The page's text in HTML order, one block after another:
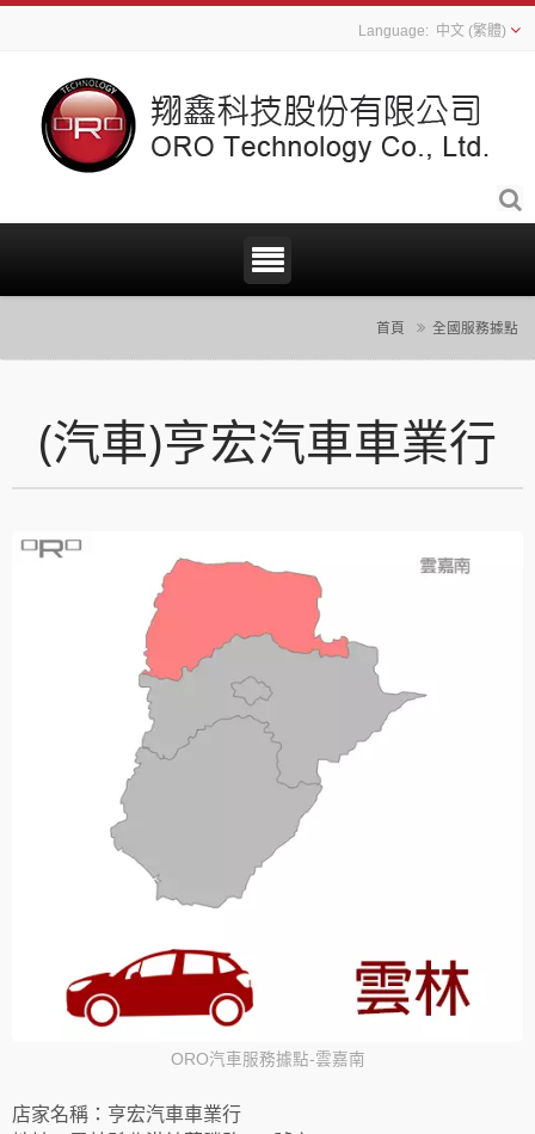
中文 (繁體)
首頁 全國服務據點
(汽車)亨宏汽車車業行
ORO汽車服務據點-雲嘉南
店家名稱：亨宏汽車車業行